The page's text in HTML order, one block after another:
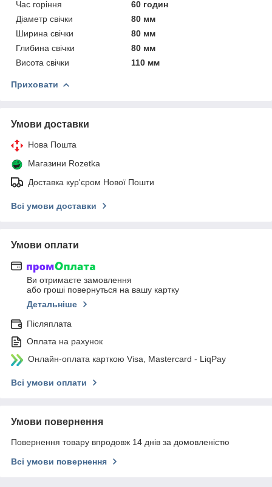
Час горіння
60 годин
Діаметр свічки
80 мм
Ширина свічки
80 мм
Глибина свічки
80 мм
Висота свічки
110 мм
Приховати
Умови доставки
Нова Пошта
Магазини Rozetka
Доставка кур'єром Нової Пошти
Всі умови доставки
Умови оплати
Ви отримаєте замовлення
або гроші повернуться на вашу картку
Детальніше
Післяплата
Оплата на рахунок
Онлайн-оплата карткою Visa, Mastercard - LiqPay
Всі умови оплати
Умови повернення
Повернення товару впродовж 14 днів за домовленістю
Всі умови повернення